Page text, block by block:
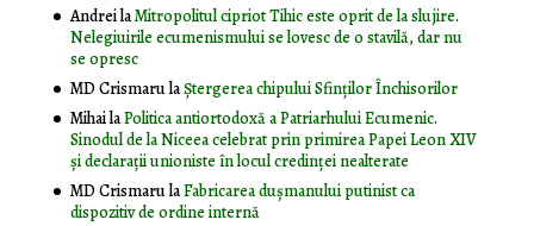
AndreilaMitropolitul cipriot Tihic este oprit de la slujire.
Nelegiuirile ecumenismului se lovesc de o stavilă, dar nu
se opresc
MD CrismarulaŞtergerea chipului Sfinţilor Închisorilor
MihailaPolitica antiortodoxă a Patriarhului Ecumenic.
Sinodul de la Niceea celebrat prin primirea Papei Leon XIV
și declarații unioniste în locul credinței nealterate
MD CrismarulaFabricarea dușmanului putinist ca
dispozitiv de ordine internă